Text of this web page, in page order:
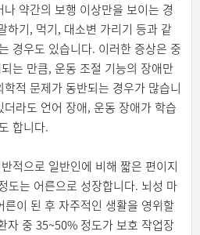
약간의 보행 이상만을 보이는 경
하기, 먹기, 대소변 가리기 등과 같
경우도 있습니다. 이러한 증상은 중
는 만큼, 운동 조절 기능의 장애만
적 문제가 동반되는 경우가 많습니
라도 언어 장애, 운동 장애가 학습
합니다.
적으로 일반인에 비해 짧은 편이지
도는 어른으로 성장합니다. 뇌성 마
이 된 후 자주적인 생활을 영위할
자 중 35~50% 정도가 보호 작업장